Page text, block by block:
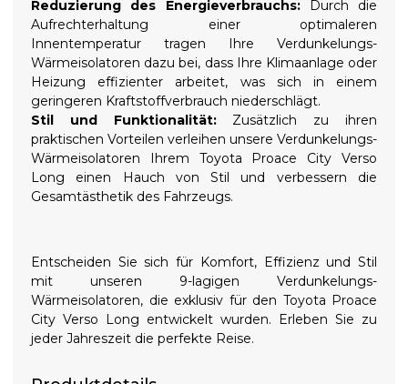
Reduzierung des Energieverbrauchs:Durch die
Aufrechterhaltung einer optimaleren
Innentemperatur tragen Ihre Verdunkelungs-
Wärmeisolatoren dazu bei, dass Ihre Klimaanlage oder
Heizung effizienter arbeitet, was sich in einem
geringeren Kraftstoffverbrauch niederschlägt.
Stil und Funktionalität:Zusätzlich zu ihren
praktischen Vorteilen verleihen unsere Verdunkelungs-
Wärmeisolatoren Ihrem Toyota Proace City Verso
Long einen Hauch von Stil und verbessern die
Gesamtästhetik des Fahrzeugs.
Entscheiden Sie sich für Komfort, Effizienz und Stil
mit unseren 9-lagigen Verdunkelungs-
Wärmeisolatoren, die exklusiv für den Toyota Proace
City Verso Long entwickelt wurden. Erleben Sie zu
jeder Jahreszeit die perfekte Reise.